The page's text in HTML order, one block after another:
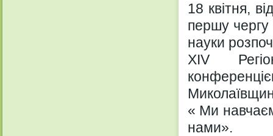
18 квітня,
першу чергу
науки
XIV
« Ми
нами».